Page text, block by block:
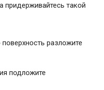
придерживайтесь такой
разложите
подложите